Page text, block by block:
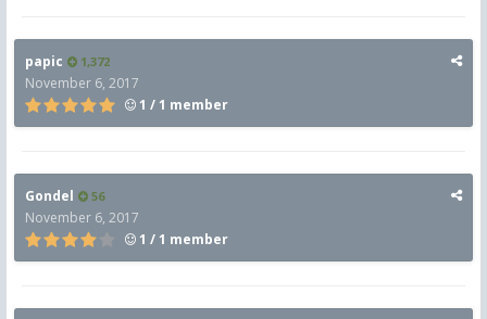
papic 1,372
November 6, 2017
1 / 1 member
Gondel 56
November 6, 2017
1 / 1 member